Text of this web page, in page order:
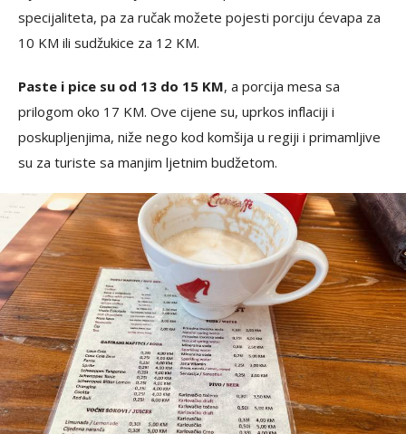
specijaliteta, pa za ručak možete pojesti porciju ćevapa za
10 KM ili sudžukice za 12 KM.
Paste i pice su od 13 do 15 KM, a porcija mesa sa
prilogom oko 17 KM. Ove cijene su, uprkos inflaciji i
poskupljenjima, niže nego kod komšija u regiji i primamljive
su za turiste sa manjim ljetnim budžetom.